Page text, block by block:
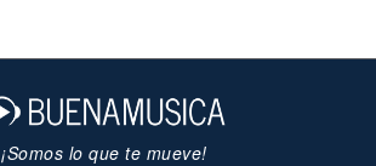
¡Somos lo que te mueve!